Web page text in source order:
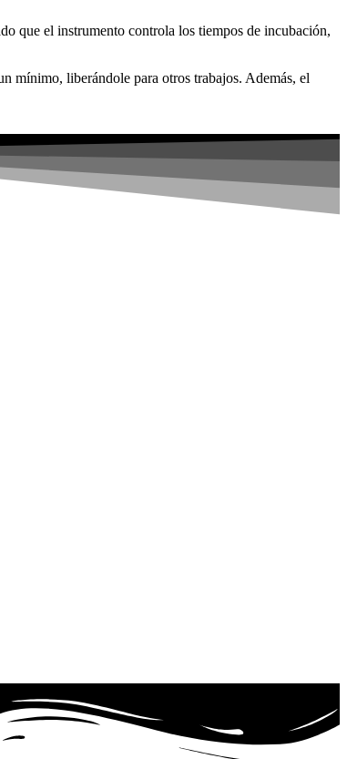
que el instrumento controla los tiempos de incubación,
mínimo, liberándole para otros trabajos. Además, el